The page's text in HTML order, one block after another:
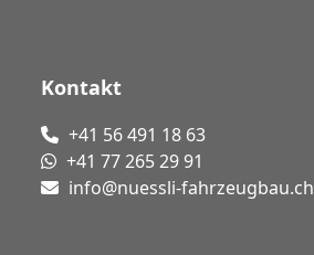
Kontakt
+41 56 491 18 63
+41 77 265 29 91
info@nuessli-fahrzeugbau.ch